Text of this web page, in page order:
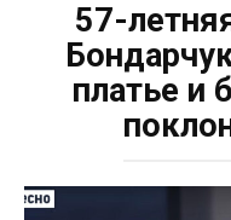
57-
платье и